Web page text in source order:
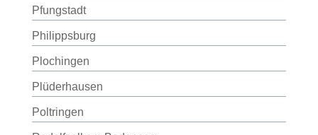
Pfungstadt
Philippsburg
Plochingen
Plüderhausen
Poltringen